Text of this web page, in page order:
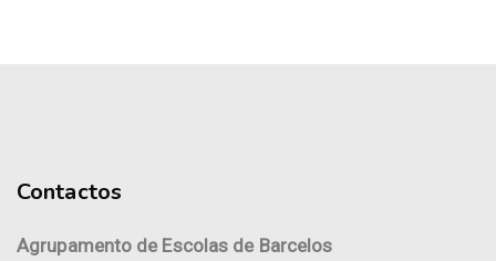
Contactos
Agrupamento de Escolas de Barcelos